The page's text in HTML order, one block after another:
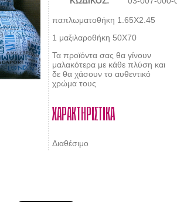
παπλωματοθήκη 1.65X2.45
1 μαξιλαροθήκη 50Χ70
Τα προϊόντα σας θα γίνουν
μαλακότερα με κάθε πλύση και
δε θα χάσουν το αυθεντικό
χρώμα τους
ΧΑΡΑΚΤΗΡΙΣΤΙΚΑ
Διαθέσιμο